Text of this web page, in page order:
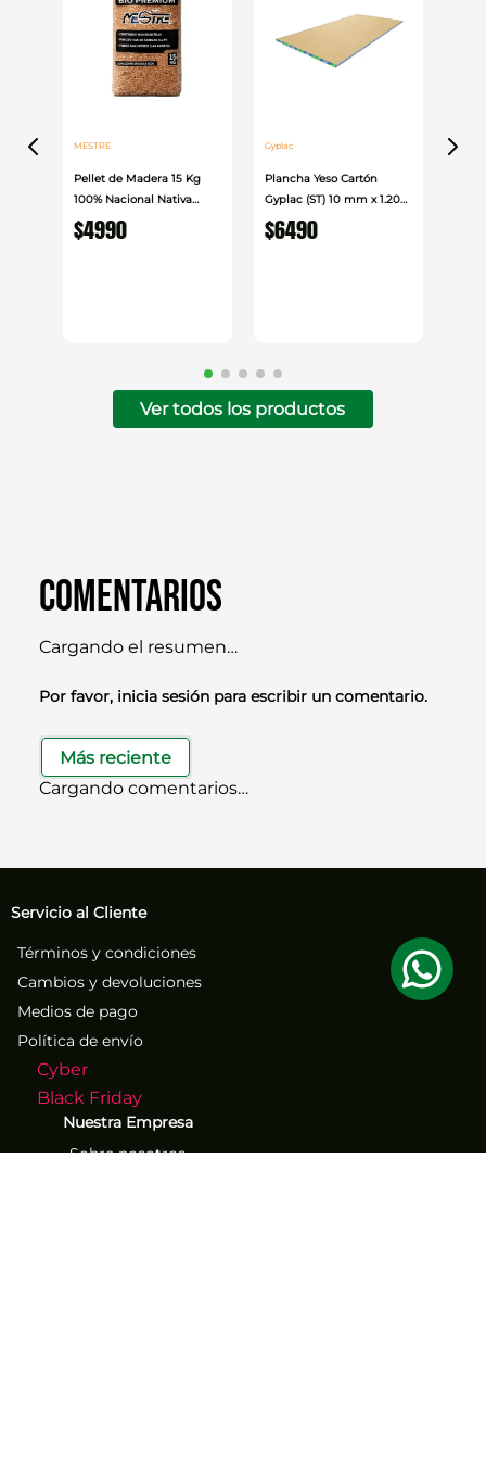
MESTRE
Pellet de Madera 15 Kg
100% Nacional Nativa
Mestre
$4990
Gyplac
Plancha Yeso Cartón
Gyplac (ST) 10 mm x 1.20
cm x 2.40cm
$6490
Ver todos los productos
Comentarios
Cargando el resumen…
Por favor, inicia sesión para escribir un comentario.
Más reciente
Cargando comentarios…
Servicio al Cliente
Términos y condiciones
Cambios y devoluciones
Medios de pago
Política de envío
Cyber
Black Friday
Nuestra Empresa
Sobre nosotros